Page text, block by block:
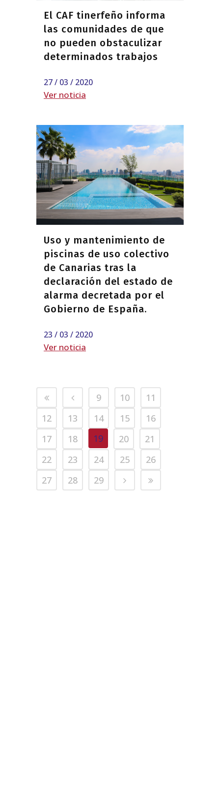
El CAF tinerfeño informa
las comunidades de que
no pueden obstaculizar
determinados trabajos
27 / 03 / 2020
Ver noticia
Uso y mantenimiento de
piscinas de uso colectivo
de Canarias tras la
declaración del estado de
alarma decretada por el
Gobierno de España.
23 / 03 / 2020
Ver noticia
9 10
11
12
13 14 15
16
17
18 19 20
21
22
23 24 25
26
27
28 29